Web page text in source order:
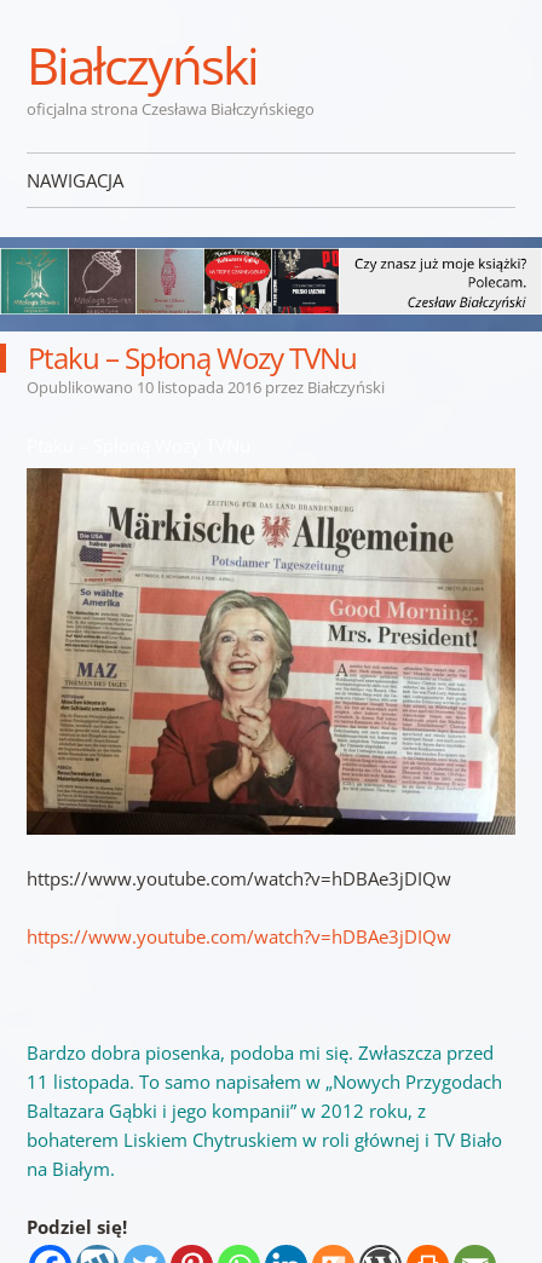
Białczyński
oficjalna strona Czesława Białczyńskiego
NAWIGACJA
Ptaku – Spłoną Wozy TVNu
Opublikowano 10 listopada 2016przez Białczyński
https://www.youtube.com/watch?v=hDBAe3jDIQw
https://www.youtube.com/watch?v=hDBAe3jDIQw
Bardzo dobra piosenka, podoba mi się. Zwłaszcza przed
11 listopada. To samo napisałem w „Nowych Przygodach
Baltazara Gąbki i jego kompanii” w 2012 roku, z
bohaterem Liskiem Chytruskiem w roli głównej i TV Biało
na Białym.
Podziel się!